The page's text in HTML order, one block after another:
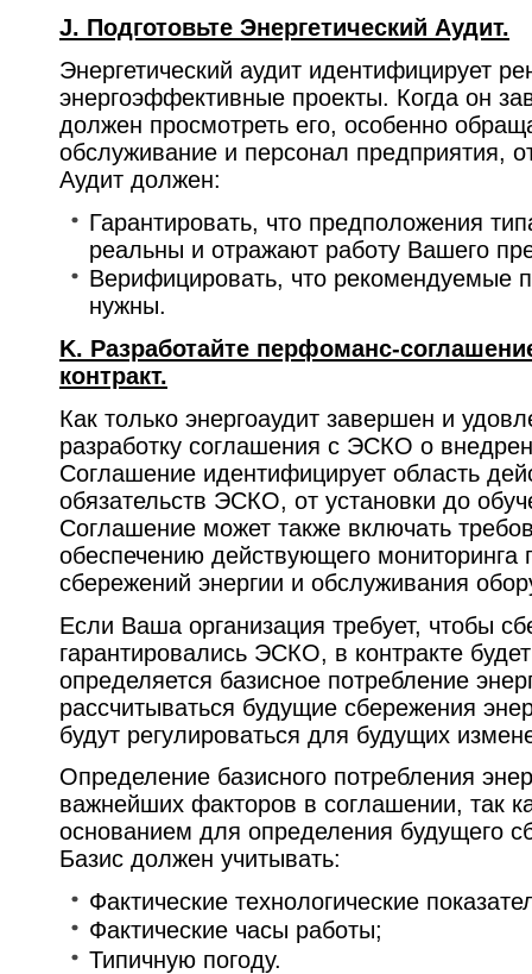
J. Подготовьте Энергетический Аудит.
Энергетический аудит идентифицирует
энергоэффективные проекты. Когда он
должен просмотреть его, особенно
обслуживание и персонал предприятия,
Аудит должен:
Гарантировать, что предположения
реальны и отражают работу Вашего
Верифицировать, что рекомендуемые
нужны.
K. Разработайте перфоманс-
контракт.
Как только энергоаудит завершен и
разработку соглашения с ЭСКО о
Соглашение идентифицирует область
обязательств ЭСКО, от установки до
Соглашение может также включать
обеспечению действующего мониторинга
сбережений энергии и обслуживания
Если Ваша организация требует, чтобы
гарантировались ЭСКО, в контракте
определяется базисное потребление
рассчитываться будущие сбережения
будут регулироваться для будущих
Определение базисного потребления
важнейших факторов в соглашении, так
основанием для определения будущего
Базис должен учитывать:
Фактические технологические
Фактические часы работы;
Типичную погоду.